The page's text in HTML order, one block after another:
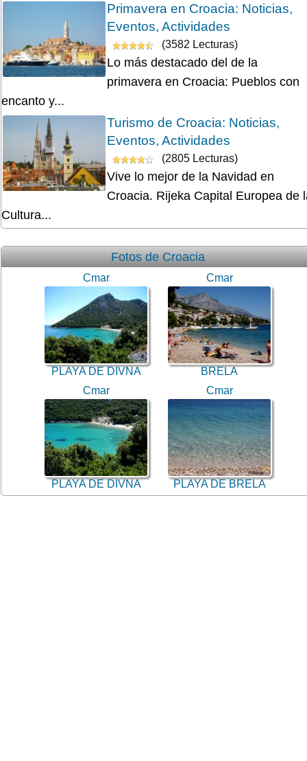
Primavera en Croacia: Noticias,
Eventos, Actividades
(3582 Lecturas)
Lo más destacado del de la
primavera en Croacia: Pueblos con
encanto y...
Turismo de Croacia: Noticias,
Eventos, Actividades
(2805 Lecturas)
Vive lo mejor de la Navidad en
Croacia. Rijeka Capital Europea de
Cultura...
Fotos de Croacia
Cmar
PLAYA DE DIVNA
Cmar
BRELA
Cmar
PLAYA DE DIVNA
Cmar
PLAYA DE BRELA